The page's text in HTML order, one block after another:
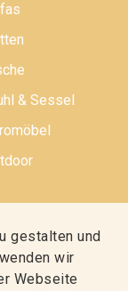
gestalten und
wir
Webseite
& Sessel